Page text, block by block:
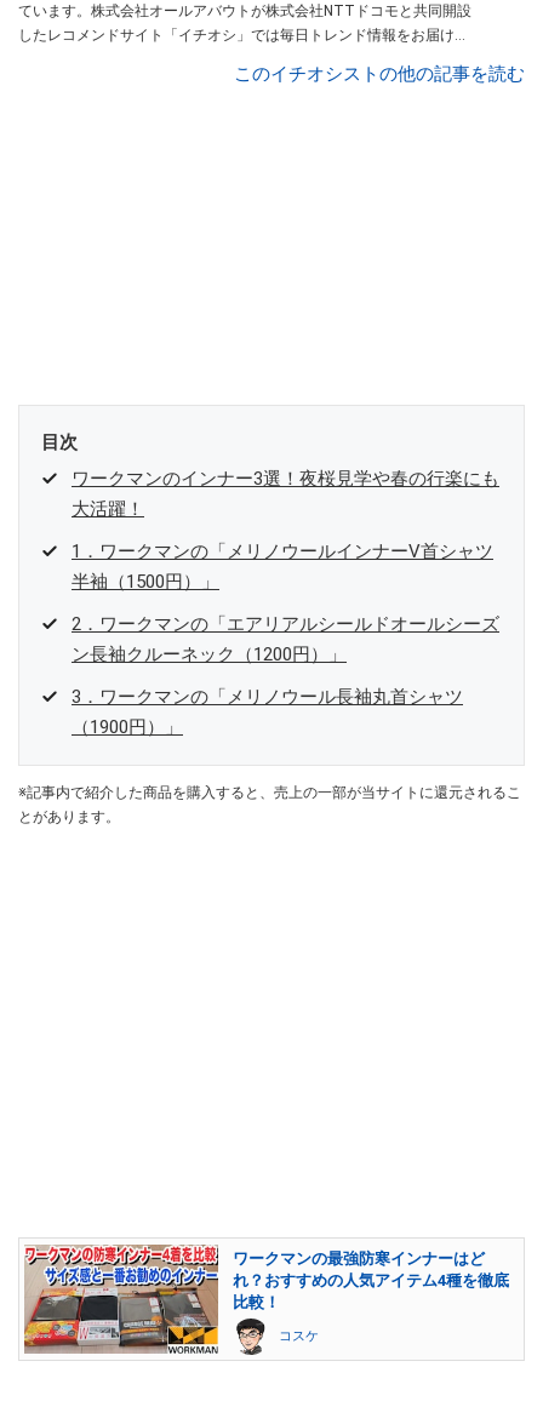
ています。株式会社オールアバウトが株式会社NTTドコモと共同開設
したレコメンドサイト「イチオシ」では毎日トレンド情報をお届け。
このイチオシストの他の記事を読む
目次
ワークマンのインナー3選！夜桜見学や春の行楽にも
大活躍！
1．ワークマンの「メリノウールインナーV首シャツ
半袖（1500円）」
2．ワークマンの「エアリアルシールドオールシーズ
ン長袖クルーネック（1200円）」
3．ワークマンの「メリノウール長袖丸首シャツ
（1900円）」
※記事内で紹介した商品を購入すると、売上の一部が当サイトに還元されるこ
とがあります。
ワークマンの最強防寒インナーはど
れ？おすすめの人気アイテム4種を徹底
比較！
コスケ